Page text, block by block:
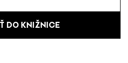
DO KNIŽNICE